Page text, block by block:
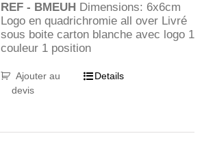
REF - BMEUH Dimensions: 6x6cm
Logo en quadrichromie all over Livré
sous boite carton blanche avec logo 1
couleur 1 position
Ajouter au
devis
Details